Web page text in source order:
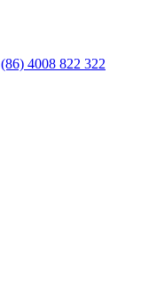
(86) 4008 822 322